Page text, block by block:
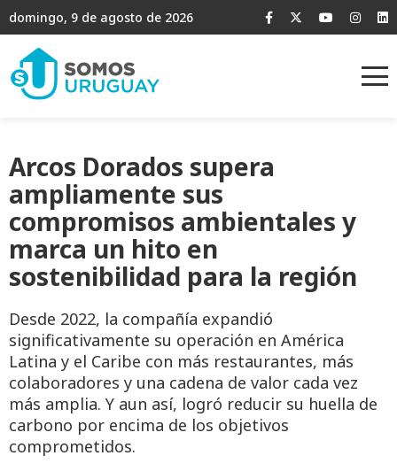
domingo, 9 de agosto de 2026
Arcos Dorados supera
ampliamente sus
compromisos ambientales y
marca un hito en
sostenibilidad para la región
Desde 2022, la compañía expandió
significativamente su operación en América
Latina y el Caribe con más restaurantes, más
colaboradores y una cadena de valor cada vez
más amplia. Y aun así, logró reducir su huella de
carbono por encima de los objetivos
comprometidos.